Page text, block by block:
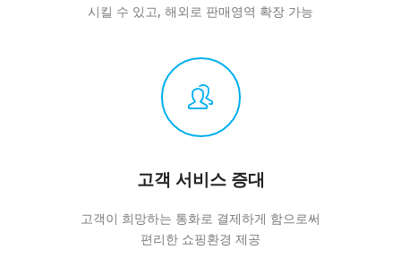
시킬 수 있고, 해외로 판매영역 확장 가능
고객 서비스 증대
고객이 희망하는 통화로 결제하게 함으로써
편리한 쇼핑환경 제공